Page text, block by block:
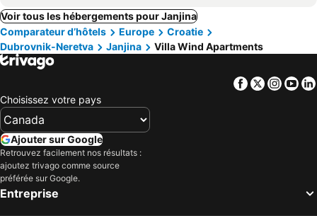
Voir tous les hébergements pour Janjina
Comparateur d’hôtels
Europe
Croatie
Dubrovnik-Neretva
Janjina Villa Wind Apartments
Facebook
Twitter
Choisissez votre pays
Ajouter sur Google
Retrouvez facilement nos résultats :
ajoutez trivago comme source
préférée sur Google.
Entreprise